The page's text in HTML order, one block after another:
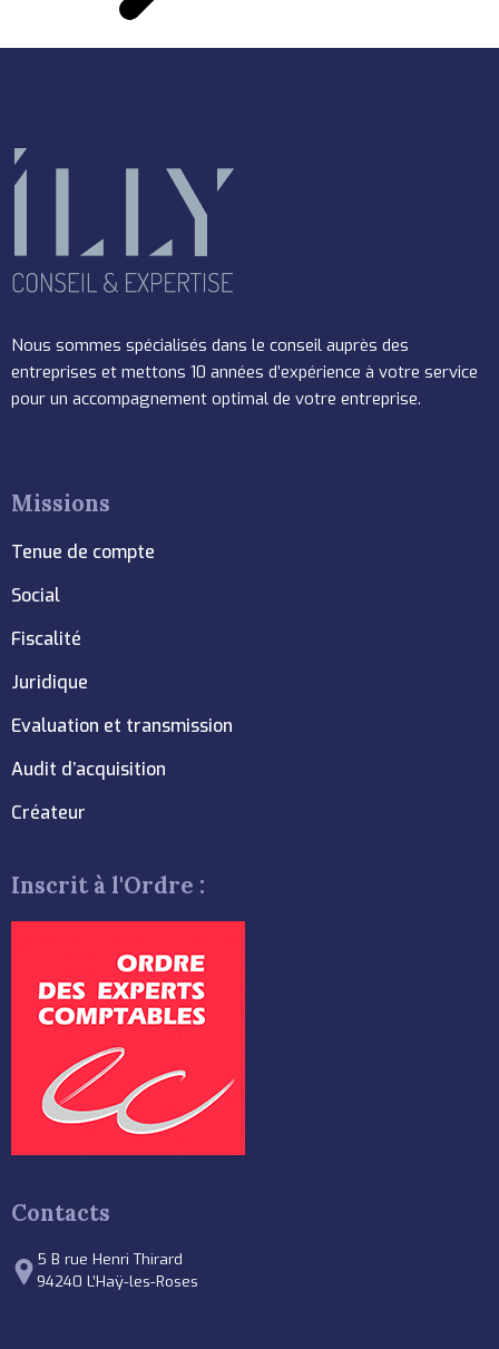
Nous sommes spécialisés dans le conseil auprès des
entreprises et mettons 10 années d’expérience à votre service
pour un accompagnement optimal de votre entreprise.
Missions
Tenue de compte
Social
Fiscalité
Juridique
Evaluation et transmission
Audit d’acquisition
Créateur
Inscrit à l'Ordre :
Contacts
5 B rue Henri Thirard
94240 L’Haÿ-les-Roses